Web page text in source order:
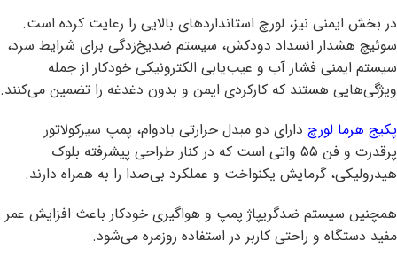
در بخش ایمنی نیز، لورچ استانداردهای بالایی را رعایت کرده است.
سوئیچ هشدار انسداد دودکش، سیستم ضدیخ‌زدگی برای شرایط سرد،
سیستم ایمنی فشار آب و عیب‌یابی الکترونیکی خودکار از جمله
ویژگی‌هایی هستند که کارکردی ایمن و بدون دغدغه را تضمین می‌کنند.
پکیج هرما لورچ دارای دو مبدل حرارتی بادوام، پمپ سیرکولاتور
پرقدرت و فن ۵۵ واتی است که در کنار طراحی پیشرفته بلوک
هیدرولیکی، گرمایش یکنواخت و عملکرد بی‌صدا را به همراه دارند.
همچنین سیستم ضدگریپاژ پمپ و هواگیری خودکار باعث افزایش عمر
مفید دستگاه و راحتی کاربر در استفاده روزمره می‌شود.